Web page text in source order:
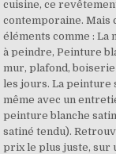
cuisine, ce
contemporaine. Mais
éléments comme : La
à peindre, Peinture
mur, plafond,
les jours. La peinture
même avec un
peinture blanche
satiné tendu).
prix le plus juste, sur